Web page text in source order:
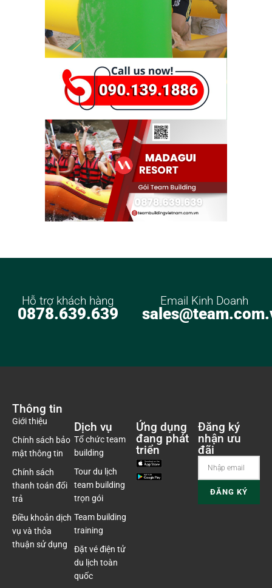
Hỗ trợ khách hàng
0878.639.639
Email Kinh Doanh
Thông tin
Giới thiệu
Chính sách bảo
mật thông tin
Chính sách
thanh toán đổi
trả
Điều khoản dịch
vụ và thỏa
thuận sử dụng
Dịch vụ
Tổ chức team
building
Tour du lịch
team building
trọn gói
Team building
training
Đặt vé điện tử
du lịch toàn
quốc
Ứng dụng
đang phát
triển
Đăng ký
nhận ưu
đãi